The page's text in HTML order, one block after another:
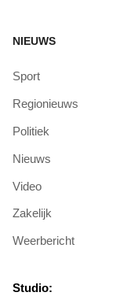
NIEUWS
Sport
Regionieuws
Politiek
Nieuws
Video
Zakelijk
Weerbericht
Studio: